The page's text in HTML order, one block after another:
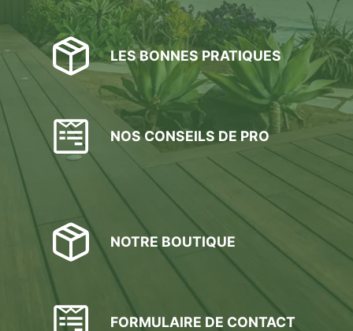
LES BONNES PRATIQUES
NOS CONSEILS DE PRO
NOTRE BOUTIQUE
FORMULAIRE DE CONTACT